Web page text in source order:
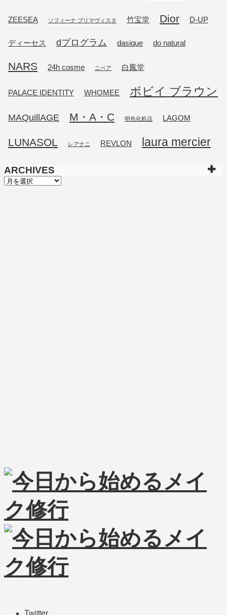
ZEESEA ソフィーナ プリマヴィスタ 竹宝堂 Dior D-UP
ディーセス dプログラム dasique do natural
NARS 24h cosme ニベア 白鳳堂
PALACE IDENTITY WHOMEE ボビイ ブラウン
MAQuillAGE M・A・C 明色化粧品 LAGOM
LUNASOL レアナニ REVLON laura mercier
ARCHIVES
ARCHIVES